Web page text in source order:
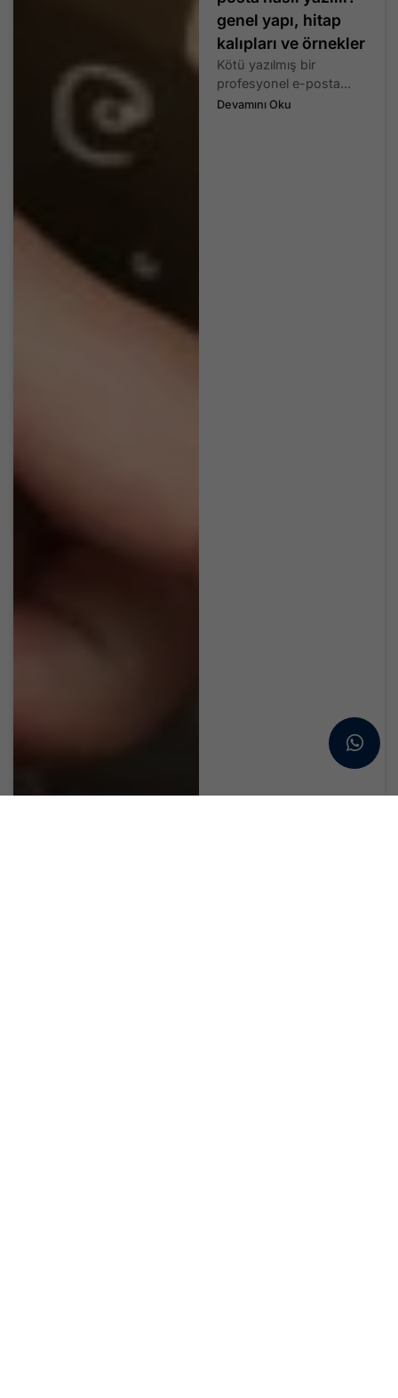
genel yapı, hitap
kalıpları ve örnekler
Kötü yazılmış bir
profesyonel e-posta...
Devamını Oku